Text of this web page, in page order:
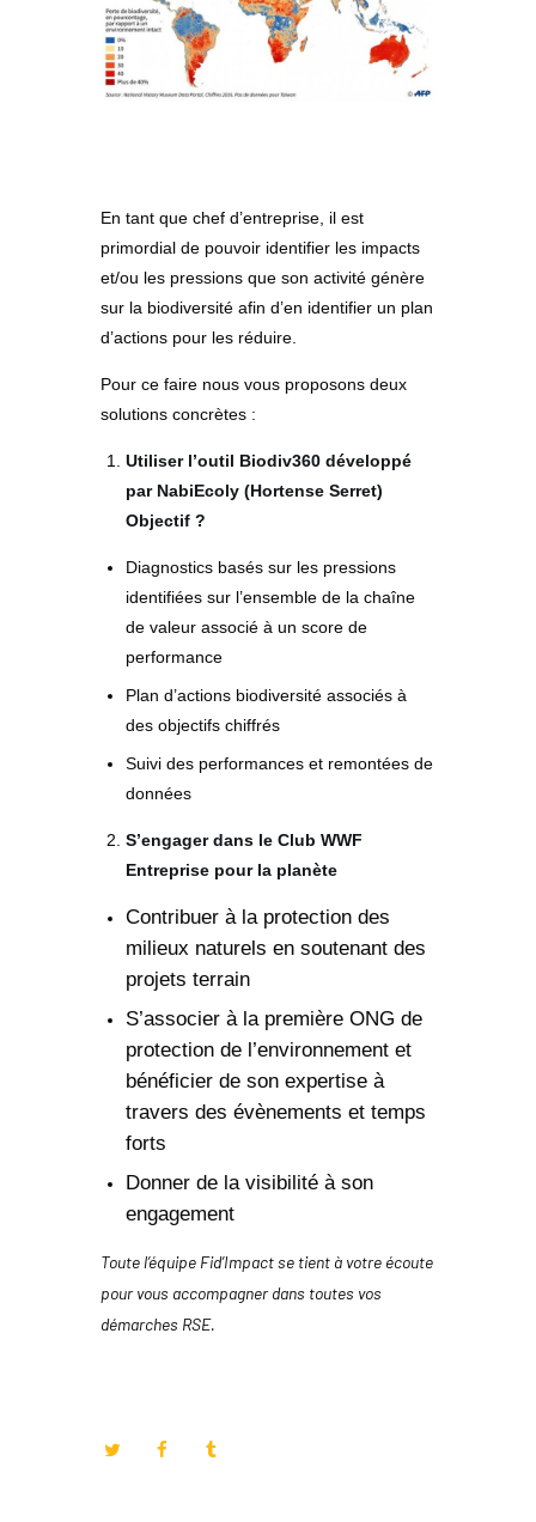
En tant que chef d’entreprise, il est
primordial de pouvoir identifier les impacts
et/ou les pressions que son activité génère
sur la biodiversité afin d’en identifier un plan
d’actions pour les réduire.
Pour ce faire nous vous proposons deux
solutions concrètes :
Utiliser l’outil Biodiv360 développé
par NabiEcoly (Hortense Serret)
Objectif ?
Diagnostics basés sur les pressions
identifiées sur l’ensemble de la chaîne
de valeur associé à un score de
performance
Plan d’actions biodiversité associés à
des objectifs chiffrés
Suivi des performances et remontées de
données
S’engager dans le Club WWF
Entreprise pour la planète
Contribuer à la protection des
milieux naturels en soutenant des
projets terrain
S’associer à la première ONG de
protection de l’environnement et
bénéficier de son expertise à
travers des évènements et temps
forts
Donner de la visibilité à son
engagement
Toute l’équipe Fid’Impact se tient à votre écoute
pour vous accompagner dans toutes vos
démarches RSE.